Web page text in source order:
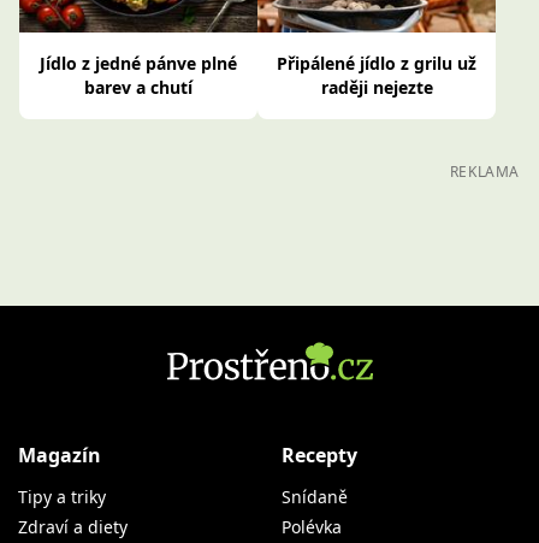
Jídlo z jedné pánve plné
barev a chutí
Připálené jídlo z grilu už
raději nejezte
REKLAMA
Magazín
Tipy a triky
Zdraví a diety
Recepty
Snídaně
Polévka